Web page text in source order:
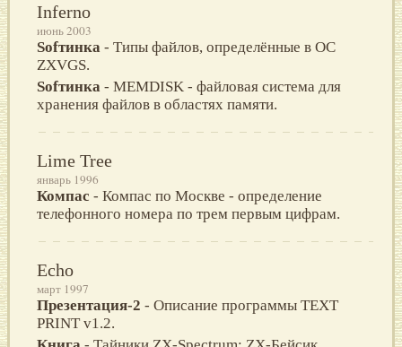
Inferno
июнь 2003
Sofтинка - Типы файлов, определённые в ОС
ZXVGS.
Sofтинка - MEMDISK - файловая система для
хранения файлов в областях памяти.
Lime Tree
январь 1996
Компас - Компас по Москве - определение
телефонного номера по трем первым цифрам.
Echo
март 1997
Презентация-2 - Описание программы TEXT
PRINT v1.2.